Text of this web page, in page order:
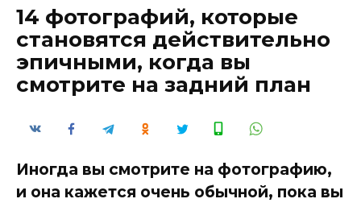
14 фотографий, которые
становятся действительно
эпичными, когда вы
смотрите на задний план
Иногда вы смотрите на фотографию,
и она кажется очень обычной, пока вы